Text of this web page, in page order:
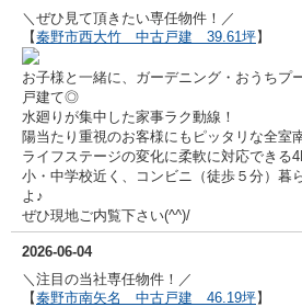
＼ぜひ見て頂きたい専任物件！／
【秦野市西大竹 中古戸建 39.61坪】
お子様と一緒に、ガーデニング・おうちプ
戸建て◎
水廻りが集中した家事ラク動線！
陽当たり重視のお客様にもピッタリな全室
ライフステージの変化に柔軟に対応できる
小・中学校近く、コンビニ（徒歩５分）暮
よ♪
ぜひ現地ご内覧下さい(^^)/
2026-06-04
＼注目の当社専任物件！／
【秦野市南矢名 中古戸建 46.19坪】